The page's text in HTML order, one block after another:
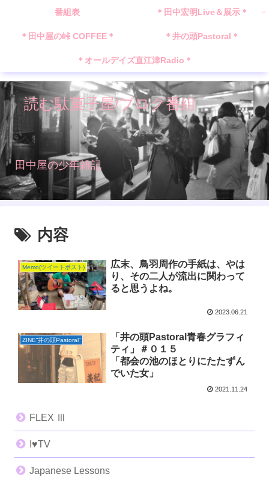
読む駄菓子屋/ブログ番組
田中屋の少年雑記
番組表 ＊田中宏明Live＆展示＊
＊田中屋の峠 COFFEE＊ ＊井の頭Pastoral＊
＊オールデイズ直江津Radio＊
内容
Memo(ツイートポスト)
広末、鳥羽周作の手紙は、やは
り、その二人が流出に関わって
ると思うよね。
2023.06.21
ZINE“井の頭Pastoral”
「井の頭Pastoral青春グラフィ
ティ」＃０１５
「都会の池のほとりにたたずん
でいた女」
2021.11.24
FLEX Ⅲ
I♥️TV
Japanese Lessons